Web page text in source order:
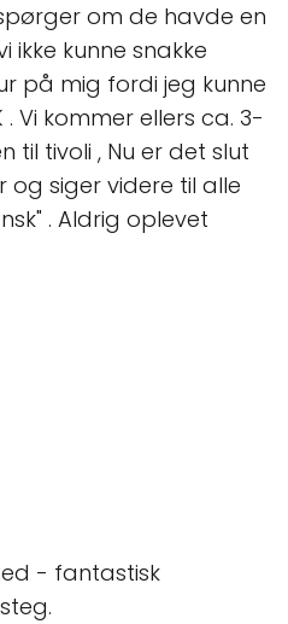
om de havde en
kunne snakke
på mig fordi jeg kunne
. Vi kommer ellers ca. 3-
til tivoli , Nu er det slut
siger videre til alle
. Aldrig oplevet
- fantastisk